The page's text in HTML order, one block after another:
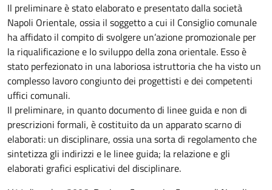
Il preliminare è stato elaborato e presentato dalla società
Napoli Orientale, ossia il soggetto a cui il Consiglio comunale
ha affidato il compito di svolgere un’azione promozionale per
la riqualificazione e lo sviluppo della zona orientale. Esso è
stato perfezionato in una laboriosa istruttoria che ha visto un
complesso lavoro congiunto dei progettisti e dei competenti
uffici comunali.
Il preliminare, in quanto documento di linee guida e non di
prescrizioni formali, è costituito da un apparato scarno di
elaborati: un disciplinare, ossia una sorta di regolamento che
sintetizza gli indirizzi e le linee guida; la relazione e gli
elaborati grafici esplicativi del disciplinare.